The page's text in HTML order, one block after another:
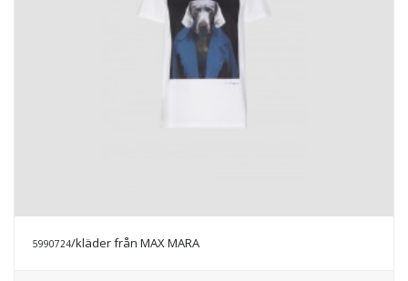
5990724/kläder från MAX MARA